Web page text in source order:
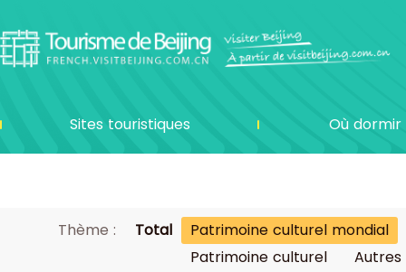
Sites touristiques Où dormir
Thème : Total
Patrimoine culturel mondial
Patrimoine culturel
Autres